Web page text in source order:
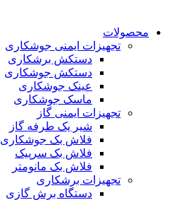
محصولات
تجهیزات ایمنی جوشکاری
دستکش برشکاری
دستکش جوشکاری
عینک جوشکاری
ماسک جوشکاری
تجهیزات ایمنی گاز
شیر یک طرفه گاز
فلاش بک جوشکاری
فلاش بک سرپیک
فلاش بک مانومتر
تجهیزات برشکاری
دستگاه برش گازی